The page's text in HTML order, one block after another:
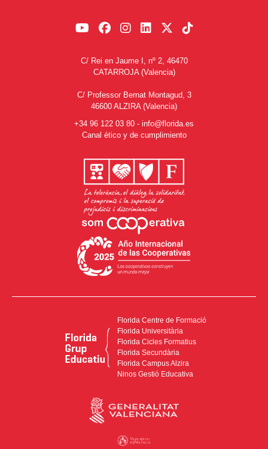
C/ Rei en Jaume I, nº 2, 46470
CATARROJA (Valencia)
C/ Professor Bernat Montagud, 3
46600 ALZIRA (Valencia)
+34 96 122 03 80 - info@florida.es
Canal ético y de cumplimiento
Florida Centre de Formació
Florida Universitària
Florida Cicles Formatius
Florida Secundària
Florida Campus Alzira
Ninos Gestió Educativa